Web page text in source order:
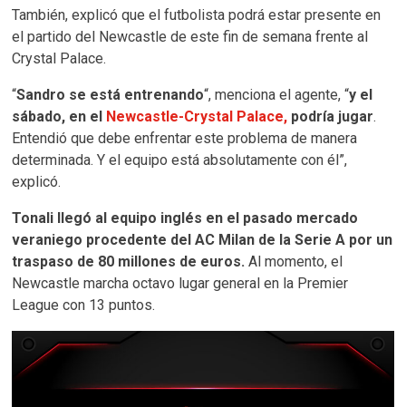
También, explicó que el futbolista podrá estar presente en
el partido del Newcastle de este fin de semana frente al
Crystal Palace.
“Sandro se está entrenando“, menciona el agente, “y el
sábado, en el Newcastle-Crystal Palace, podría jugar.
Entendió que debe enfrentar este problema de manera
determinada. Y el equipo está absolutamente con él”,
explicó.
Tonali llegó al equipo inglés en el pasado mercado
veraniego procedente del AC Milan de la Serie A por un
traspaso de 80 millones de euros.Al momento, el
Newcastle marcha octavo lugar general en la Premier
League con 13 puntos.